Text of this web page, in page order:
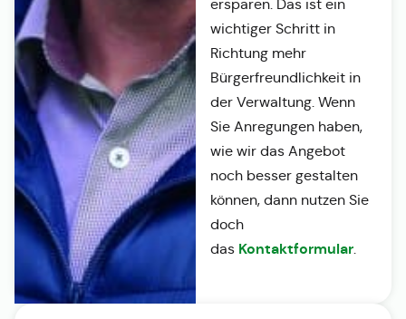
ersparen. Das ist ein
wichtiger Schritt in
Richtung mehr
Bürgerfreundlichkeit in
der Verwaltung. Wenn
Sie Anregungen haben,
wie wir das Angebot
noch besser gestalten
können, dann nutzen Sie
doch
das Kontaktformular.